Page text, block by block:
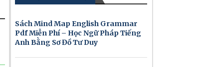
Sách Mind Map English Grammar
Pdf Miễn Phí – Học Ngữ Pháp Tiếng
Anh Bằng Sơ Đồ Tư Duy